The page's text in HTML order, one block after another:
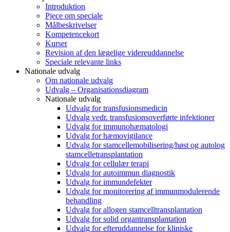
Introduktion
Pjece om speciale
Målbeskrivelser
Kompetencekort
Kurser
Revision af den lægelige videreuddannelse
Speciale relevante links
Nationale udvalg
Om nationale udvalg
Udvalg – Organisationsdiagram
Nationale udvalg
Udvalg for transfusionsmedicin
Udvalg vedr. transfusionsoverførte infektioner
Udvalg for immunohæmatologi
Udvalg for hæmovigilance
Udvalg for stamcellemobilisering/høst og autolog
stamcelletransplantation
Udvalg for cellulær terapi
Udvalg for autoimmun diagnostik
Udvalg for immundefekter
Udvalg for monitorering af immunmodulerende
behandling
Udvalg for allogen stamcelltransplantation
Udvalg for solid organtransplantation
Udvalg for efteruddannelse for kliniske